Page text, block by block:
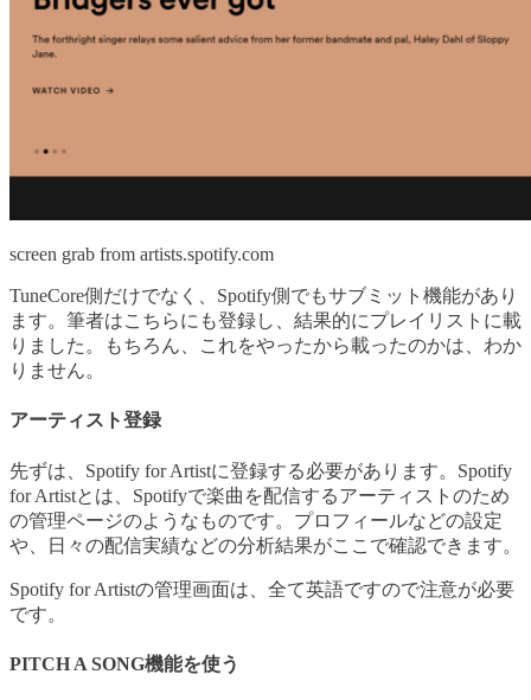
screen grab from artists.spotify.com
TuneCore側だけでなく、Spotify側でもサブミット機能があり
ます。筆者はこちらにも登録し、結果的にプレイリストに載
りました。もちろん、これをやったから載ったのかは、わか
りません。
アーティスト登録
先ずは、Spotify for Artistに登録する必要があります。Spotify
for Artistとは、Spotifyで楽曲を配信するアーティストのため
の管理ページのようなものです。プロフィールなどの設定
や、日々の配信実績などの分析結果がここで確認できます。
Spotify for Artistの管理画面は、全て英語ですので注意が必要
です。
PITCH A SONG機能を使う